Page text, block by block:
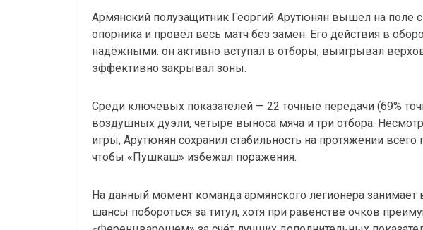
Армянский полузащитник Георгий Арутюнян вышел на поле
опорника и провёл весь матч без замен. Его действия в
надёжными: он активно вступал в отборы, выигрывал
эффективно закрывал зоны.
Среди ключевых показателей — 22 точные передачи (69%
воздушных дуэли, четыре выноса мяча и три отбора.
игры, Арутюнян сохранил стабильность на протяжении
чтобы «Пушкаш» избежал поражения.
На данный момент команда армянского легионера занимает
шансы побороться за титул, хотя при равенстве очков